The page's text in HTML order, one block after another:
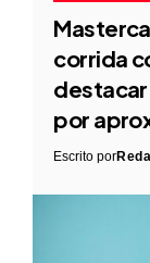
corrida
por
Escrito por